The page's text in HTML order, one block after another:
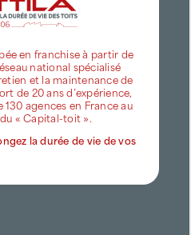
en franchise à partir de
national spécialisé
et la maintenance de
de 20 ans d’expérience,
agences en France au
« Capital-toit ».
la durée de vie de vos